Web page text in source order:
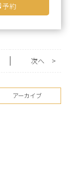
予約
>
次へ
アーカイブ